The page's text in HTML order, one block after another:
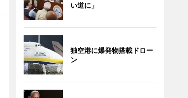
い道に」
独空港に爆発物搭載ドロー
ン